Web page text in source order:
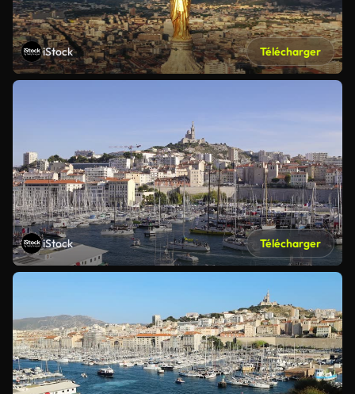
iStock Télécharger
iStock Télécharger